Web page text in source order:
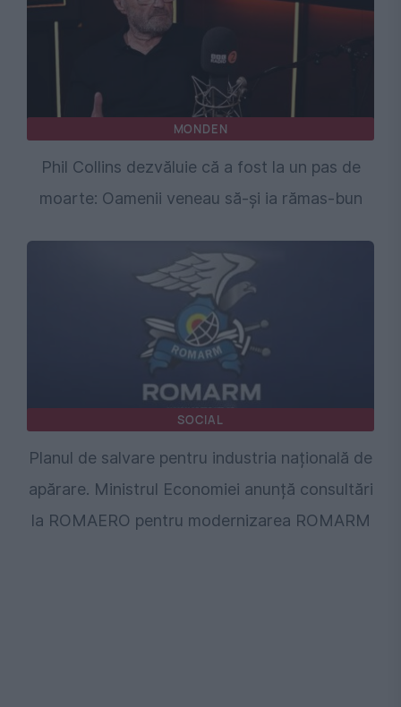
MONDEN
Phil Collins dezvăluie că a fost la un pas de
moarte: Oamenii veneau să-și ia rămas-bun
SOCIAL
Planul de salvare pentru industria națională de
apărare. Ministrul Economiei anunță consultări
la ROMAERO pentru modernizarea ROMARM